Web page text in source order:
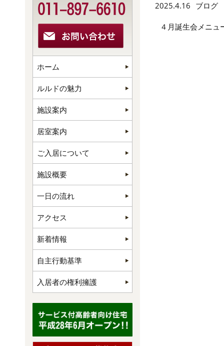
2025.4.16 ブログ
４月誕生会メニュ
ホーム
ルルドの魅力
施設案内
居室案内
ご入居について
施設概要
一日の流れ
アクセス
新着情報
自主行動基準
入居者の権利擁護